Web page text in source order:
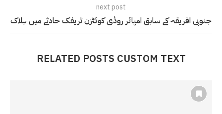
next post
جنوبی افریقہ کے سابق امپائر روڈی کوئٹزن ٹریفک حادثے میں ہلاک
RELATED POSTS CUSTOM TEXT